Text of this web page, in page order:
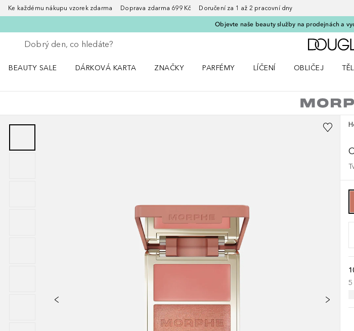
Ke každému nákupu vzorek zdarma Doprava zdarma 699 Kč Doručení za 1 až 2 pracovní dny
Objevte naše beauty služby na prodejnách a
Vraťte se
Proveďte vyhledávání
BEAUTY SALE
DÁRKOVÁ KARTA
ZNAČKY
PARFÉMY
LÍČENÍ
OBLIČEJ
5